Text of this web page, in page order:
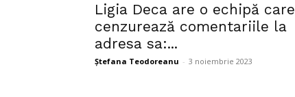
Ligia Deca are o echipă care
cenzurează comentariile la
adresa sa:...
Ștefana Teodoreanu - 3 noiembrie 2023